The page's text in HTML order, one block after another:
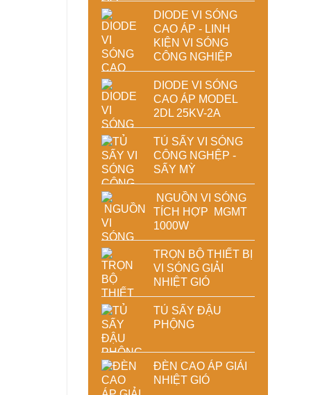
DIODE VI SÓNG
CAO ÁP - LINH
KIỆN VI SÓNG
CÔNG NGHIỆP
DIODE VI SÓNG
CAO ÁP MODEL
2DL 25KV-2A
TỦ SẤY VI SÓNG
CÔNG NGHỆP -
SẤY MỲ
NGUỒN VI SÓNG
TÍCH HỢP MGMT
1000W
TRỌN BỘ THIẾT BỊ
VI SÓNG GIẢI
NHIỆT GIÓ
TỦ SẤY ĐẬU
PHỘNG
ĐÈN CAO ÁP GIẢI
NHIỆT GIÓ